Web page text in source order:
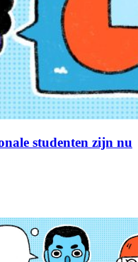
studenten zijn nu